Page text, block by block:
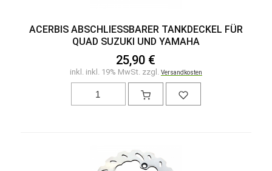
ACERBIS ABSCHLIESSBARER TANKDECKEL FÜR
QUAD SUZUKI UND YAMAHA
25,90 €
inkl. inkl. 19% MwSt. zzgl. Versandkosten